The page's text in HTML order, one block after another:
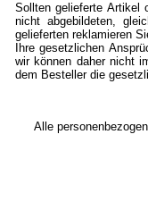
Sollten gelieferte Artikel
nicht abgebildeten,
gelieferten reklamieren
Ihre gesetzlichen
wir können daher nicht
dem Besteller die
Alle